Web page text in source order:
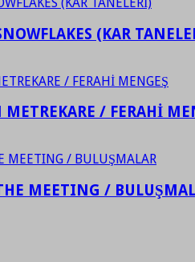
(KAR
METREKARE / FERAHİ
MEETING /